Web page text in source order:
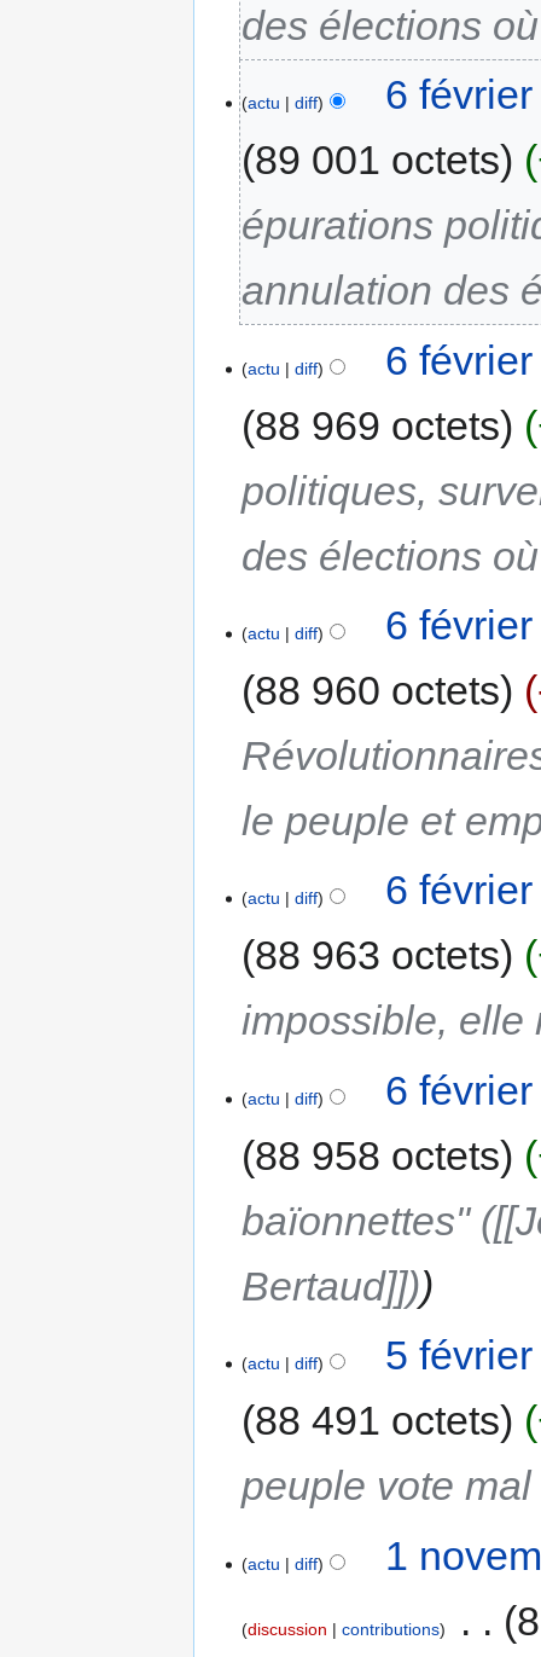
des élections
actu diff
6
89 001 octets
épurations
annulation des
actu diff
6
88 969 octets
politiques,
des élections
actu diff
6
88 960 octets
le peuple et
actu diff
6
88 963 octets
impossible, elle
actu diff
6
88 958 octets
baïonnettes"
Bertaud]])
actu diff
5
88 491 octets
peuple vote
actu diff 1
discussion contributions